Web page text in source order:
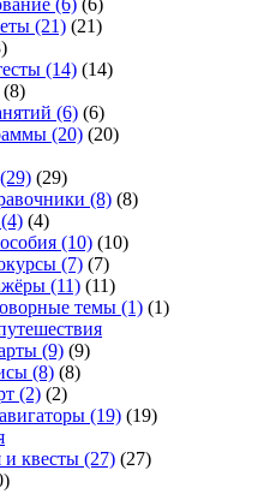
(21) (21)
(14) (14)
(8)
(6) (6)
(20) (20)
(29) (29)
(8) (8)
(4) (4)
(10) (10)
(7) (7)
(11) (11)
темы (1) (1)
(9) (9)
(8) (8)
(2) (2)
(19) (19)
квесты (27) (27)